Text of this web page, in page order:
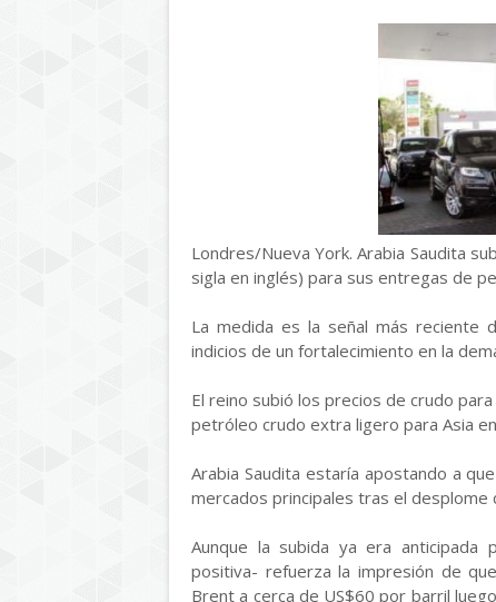
Londres/Nueva York. Arabia Saudita
sigla en inglés) para sus entregas de
La medida es la señal más reciente
indicios de un fortalecimiento en la
El reino subió los precios de crudo
petróleo crudo extra ligero para Asia
Arabia Saudita estaría apostando a
mercados principales tras el
Aunque la subida ya era
positiva- refuerza la impresión de
Brent a cerca de US$60 por barril